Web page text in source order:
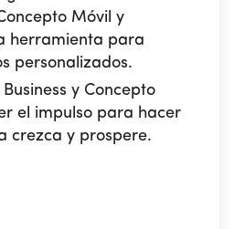
Móvil y
herramienta para
personalizados.
y Concepto
el impulso para hacer
crezca y prospere.